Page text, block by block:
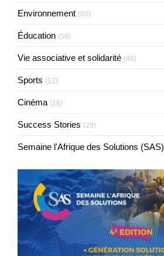
Environnement (60)
Éducation (56)
Vie associative et solidarité (46)
Sports (12)
Cinéma (18)
Success Stories (29)
Semaine l'Afrique des Solutions (SAS)